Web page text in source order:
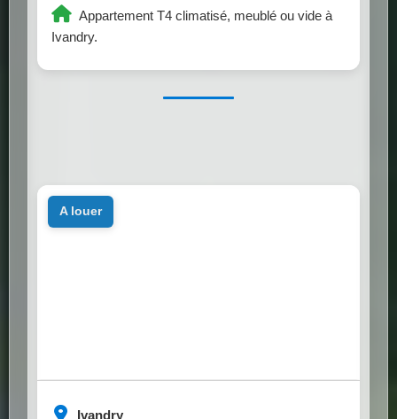
Appartement T4 climatisé, meublé ou vide à
Ivandry.
Ivandry
a louer